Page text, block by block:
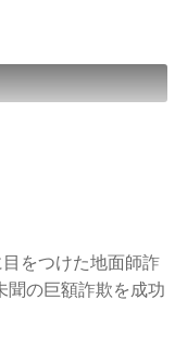
をつけた地面師詐
聞の巨額詐欺を成功